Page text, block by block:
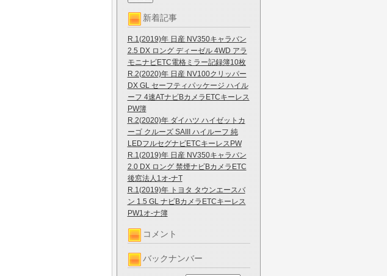
新着記事
R.1(2019)年 日産 NV350キャラバン
2.5 DX ロング ディーゼル 4WD アラ
モニナビETC電格ミラー記録簿10枚
R.2(2020)年 日産 NV100クリッパー
DX GL セーフティパッケージ ハイル
ーフ 4速ATナビBカメラETCキーレス
PW簿
R.2(2020)年 ダイハツ ハイゼットカ
ーゴ クルーズ SAIII ハイルーフ 純
LEDフルセグナビETCキーレスPW
R.1(2019)年 日産 NV350キャラバン
2.0 DX ロング 禁煙ナビBカメラETC
後窓法人1オ-ナT
R.1(2019)年 トヨタ タウンエースバ
ン 1.5 GL ナビBカメラETCキーレス
PW1オ-ナ簿
コメント
バックナンバー